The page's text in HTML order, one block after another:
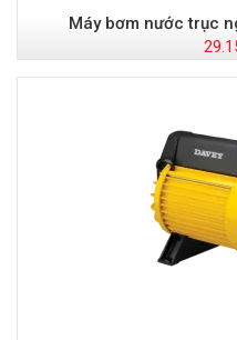
Máy bơm nước trục